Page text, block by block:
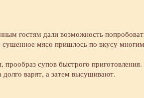
гостям дали возможность
сушенное мясо пришлось по вкусу многим
супов быстрого приготовления.
варят, а затем высушивают.